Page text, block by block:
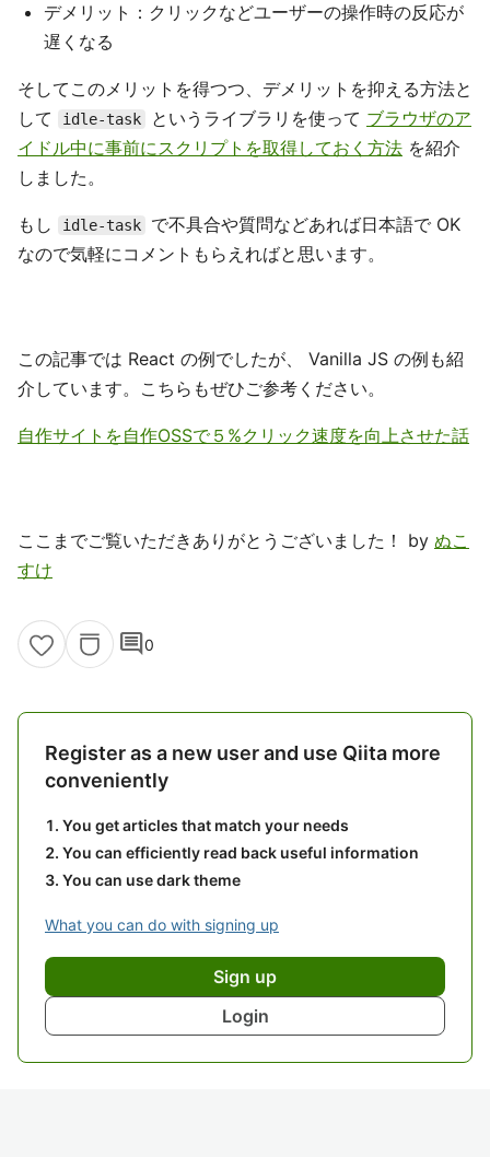
デメリット：クリックなどユーザーの操作時の反応が
遅くなる
そしてこのメリットを得つつ、デメリットを抑える方法と
して
idle-task というライブラリを使って ブラウザのア
イドル中に事前にスクリプトを取得しておく方法 を紹介
しました。
もし idle-task
で不具合や質問などあれば日本語で OK
なので気軽にコメントもらえればと思います。
この記事では React の例でしたが、 Vanilla JS の例も紹
介しています。こちらもぜひご参考ください。
自作サイトを自作OSSで５%クリック速度を向上させた話
ここまでご覧いただきありがとうございました！ by ぬこ
すけ
comment0
Register as a new user and use Qiita more
conveniently
You get articles that match your needs
You can efficiently read back useful information
You can use dark theme
What you can do with signing up
Sign up
Login